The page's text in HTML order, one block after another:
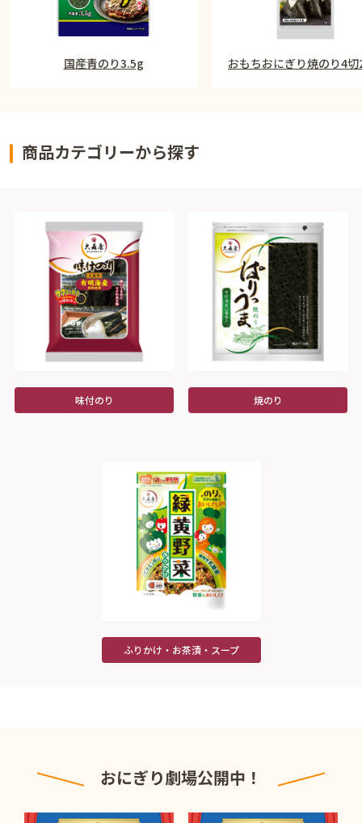
国産青のり3.5g おもちおにぎり焼のり4
商品カテゴリーから探す
味付のり 焼のり
ふりかけ・お茶漬・スープ
おにぎり劇場公開中！